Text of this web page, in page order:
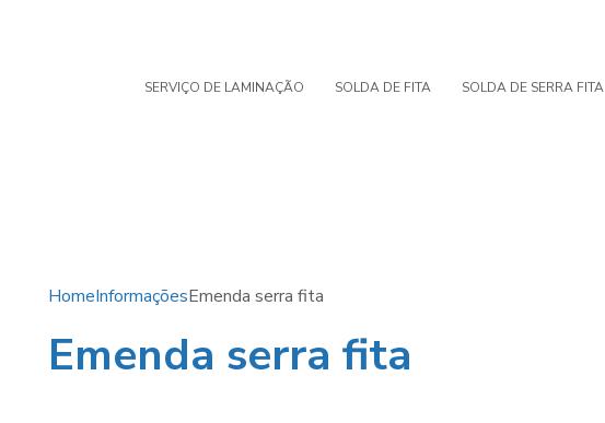
SERVIÇO DE LAMINAÇÃO SOLDA DE FITA SOLDA DE SERRA FITA
HomeInformaçõesEmenda serra fita
Emenda serra fita